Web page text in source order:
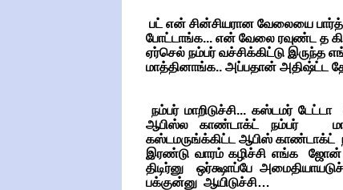
பட் என் சின்சியரான வேலையை
போட்டாங்க... என் வேலை ரவுண்ட த
ஏர்செல் நம்பர் வச்சிக்கிட்டு இருந்த
மாத்தினாங்க.. அப்பதான் அதிஷ்ட்ட
நம்பர் மாறிடுச்சி... கஸ்டமர்
ஆபிஸ்ல காண்டாக்ட் நம்பர்
கஸ்டமருங்க்கிட்ட ஆபிஸ் காண்டாக்ட்
இரண்டு வாரம் கழிச்சி எங்க
திடிர்னு ஒர்க்ஷாப்பே
பக்குன்னு ஆயிடுச்சி…